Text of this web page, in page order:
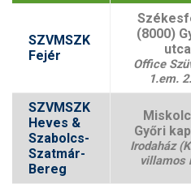
SZVMSZK
Fejér
(8000)
Office
1.em.
SZVMSZK
Heves &
Szabolcs-
Szatmár-
Bereg
Győri
Irodaház
villamos